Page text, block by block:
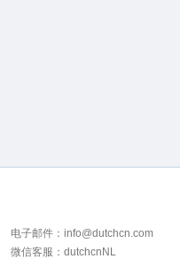
电子邮件：info@dutchcn.com
微信客服：dutchcnNL